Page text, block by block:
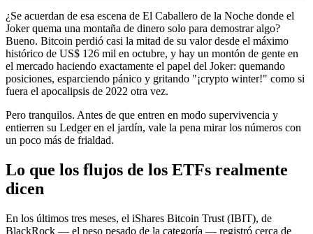
¿Se acuerdan de esa escena de El Caballero de la Noche donde el
Joker quema una montaña de dinero solo para demostrar algo?
Bueno. Bitcoin perdió casi la mitad de su valor desde el máximo
histórico de US$ 126 mil en octubre, y hay un montón de gente en
el mercado haciendo exactamente el papel del Joker: quemando
posiciones, esparciendo pánico y gritando "¡crypto winter!" como si
fuera el apocalipsis de 2022 otra vez.
Pero tranquilos. Antes de que entren en modo supervivencia y
entierren su Ledger en el jardín, vale la pena mirar los números con
un poco más de frialdad.
Lo que los flujos de los ETFs realmente
dicen
En los últimos tres meses, el iShares Bitcoin Trust (IBIT), de
BlackRock — el peso pesado de la categoría — registró cerca de